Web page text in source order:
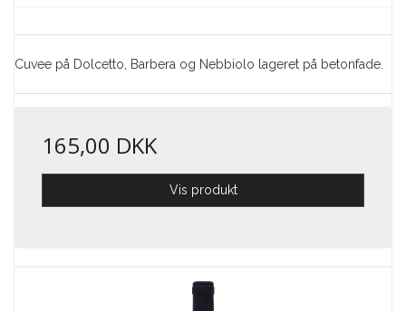
Cuvee på Dolcetto, Barbera og Nebbiolo lageret på betonfade.
165,00 DKK
Vis produkt